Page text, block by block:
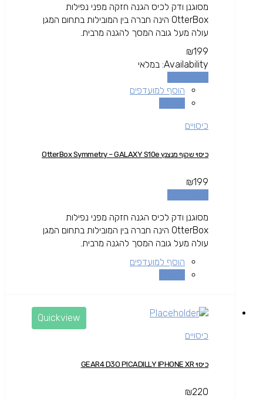
מסוגנן ודק לכיס הגנה חזקה מפני נפילות
OtterBox הינה חברה בין המובילות בתחום המגן
עולה מעל גובה המסך להגנה מרבית.
₪199
Availability: במלאי
הוסף למועדפים
כיסויים
כיסוי שקוף מנצנץ OtterBox Symmetry – GALAXY S10e
₪199
מסוגנן ודק לכיס הגנה חזקה מפני נפילות
OtterBox הינה חברה בין המובילות בתחום המגן
עולה מעל גובה המסך להגנה מרבית.
הוסף למועדפים
Quickview
כיסויים
כיסוי GEAR4 D3O PICADILLY IPHONE XR
₪220